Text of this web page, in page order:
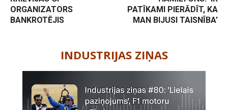
ORGANIZATORS
BANKROTĒJIS
PATĪKAMI PIERĀDĪT, KA
MAN BIJUSI TAISNĪBA’
INDUSTRIJAS ZIŅAS